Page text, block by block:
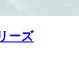
ーズ